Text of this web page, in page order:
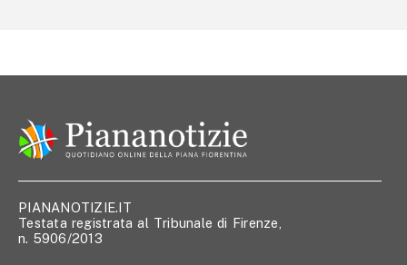
PIANANOTIZIE.IT
Testata registrata al Tribunale di Firenze,
n. 5906/2013